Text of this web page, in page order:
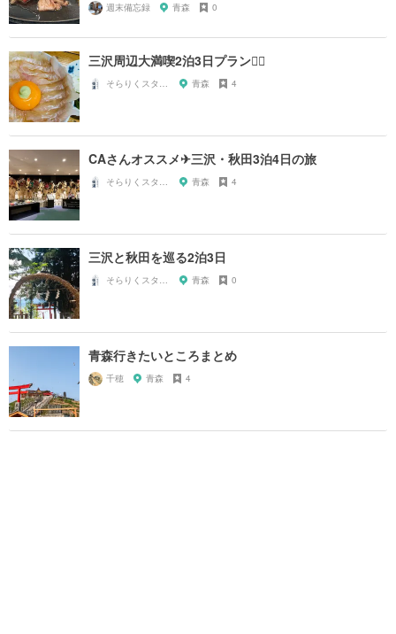
週末備忘録 青森 0
三沢周辺大満喫2泊3日プラン🙆‍♀️
青森 4
CAさんオススメ✈︎三沢・秋田3泊4日の旅
青森 4
三沢と秋田を巡る2泊3日
青森 0
青森行きたいところまとめ
千穂 青森 4